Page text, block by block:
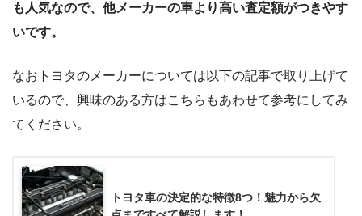
も人気なので、他メーカーの車より高い査定額がつきやす
いです。
なおトヨタのメーカーについては以下の記事で取り上げて
いるので、興味のある方はこちらもあわせて参考にしてみ
てください。
トヨタ車の決定的な特徴8つ！魅力から欠